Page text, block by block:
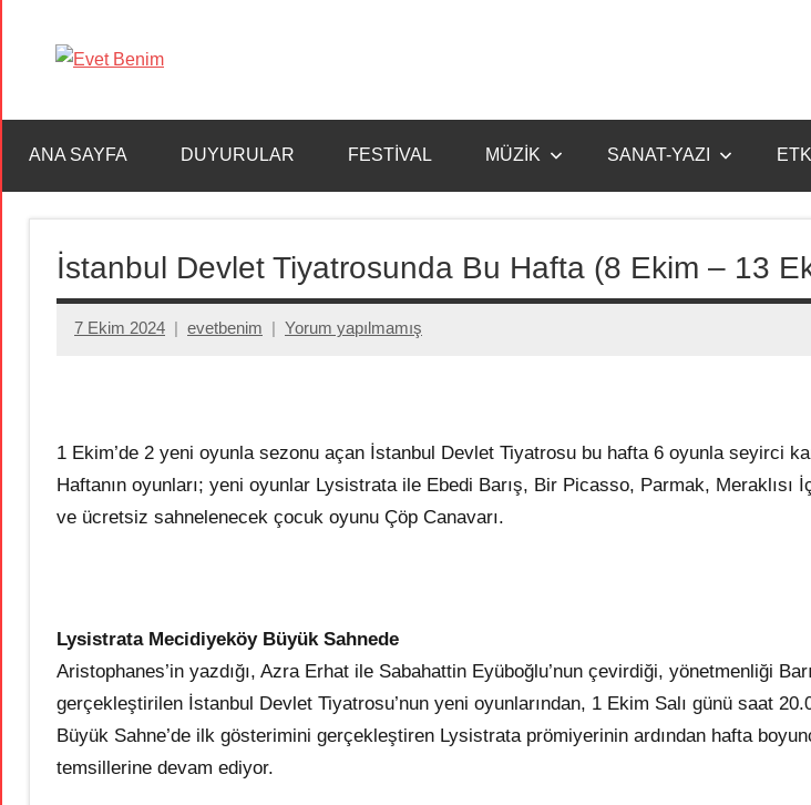
Benim
ANA SAYFA DUYURULAR FESTİVAL MÜZİK SANAT-YAZI
İstanbul Devlet Tiyatrosunda Bu Hafta (8 Ekim – 13
7 Ekim 2024 evetbenim Yorum yapılmamış
1 Ekim’de 2 yeni oyunla sezonu açan İstanbul Devlet Tiyatrosu bu hafta 6 oyunla seyirci
Haftanın oyunları; yeni oyunlar Lysistrata ile Ebedi Barış, Bir Picasso, Parmak, Meraklısı
ve ücretsiz sahnelenecek çocuk oyunu Çöp Canavarı.
Lysistrata Mecidiyeköy Büyük Sahnede
Aristophanes’in yazdığı, Azra Erhat ile Sabahattin Eyüboğlu’nun çevirdiği, yönetmenliği
gerçekleştirilen İstanbul Devlet Tiyatrosu’nun yeni oyunlarından, 1 Ekim Salı günü saat
Büyük Sahne’de ilk gösterimini gerçekleştiren Lysistrata prömiyerinin ardından hafta
temsillerine devam ediyor.